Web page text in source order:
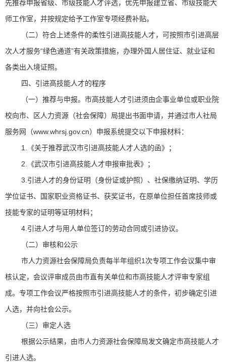
先推荐申报省级、市级技能人才评选，优先申报建立省、市级技能大
师工作室，并按规定给予工作室专项经费补贴。
（二）符合上述条件的柔性引进高技能人才，可按照市引进高层
次人才服务“绿色通道”有关政策措施，办理外国人居住证、就业证和
各类出入境证照。
四、引进高技能人才的程序
（一）推荐与申报。市高技能人才引进须由企事业单位或职业院
校向市、区人力资源（社会保障）局提出书面申请，并通过市人社局
服务网（www.whrsj.gov.cn）申报系统提交以下申报材料：
1.《关于推荐武汉市引进高技能人才人选的函》；
2.《武汉市引进高技能人才申报审批表》；
3.引进人才的身份证明（身份证或护照）、社保缴纳证明、学历
学位证书、国家职业资格证书、获奖证书，在原单位担任首席技师或
技能专家的证明等证明材料；
4.引进人才与用人单位签订的劳动合同或引进协议。
（二）审核和公示
市人力资源社会保障局负责每半年组织1次专项工作会议集中审
核认定，会议评审成员由市直有关单位和市高技能人才评审专家组
成。专项工作会议严格按照市引进高技能人才的条件，初步确定引进
人选，并向社会公示。
（三）审定人选
根据公示结果，由市人力资源社会保障局发文确定市高技能人才
引进人选。